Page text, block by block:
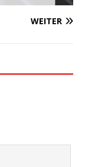
WEITER